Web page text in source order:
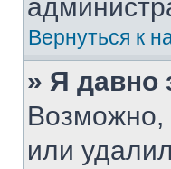
Вернуться к
» Я давно
Возможно,
или